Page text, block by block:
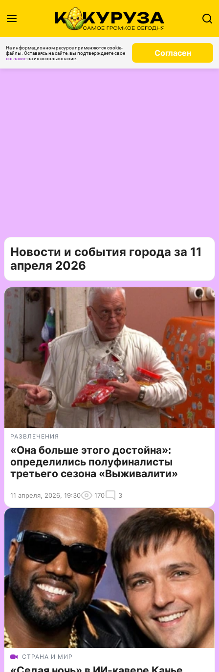
На информационном ресурсе применяются cookie-
файлы. Оставаясь на сайте, вы подтверждаете свое
согласиена их использование.
Согласен
Новости и события города за 11
апреля 2026
РАЗВЛЕЧЕНИЯ
«Она больше этого достойна»:
определились полуфиналисты
третьего сезона «Выживалити»
11 апреля, 2026, 19:30 170 3
СТРАНА И МИР